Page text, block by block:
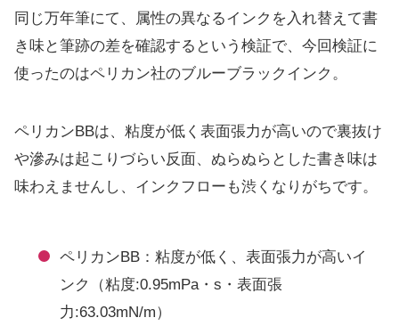
同じ万年筆にて、属性の異なるインクを入れ替えて書
き味と筆跡の差を確認するという検証で、今回検証に
使ったのはペリカン社のブルーブラックインク。
ペリカンBBは、粘度が低く表面張力が高いので裏抜け
や滲みは起こりづらい反面、ぬらぬらとした書き味は
味わえませんし、インクフローも渋くなりがちです。
ペリカンBB：粘度が低く、表面張力が高いイ
ンク（粘度:0.95mPa・s・表面張
力:63.03mN/m）